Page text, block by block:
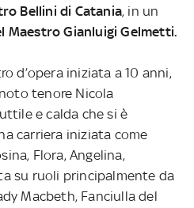
Bellini di Catania, in un
Maestro Gianluigi Gelmetti.
d’opera iniziata a 10 anni,
tenore Nicola
e calda che si è
carriera iniziata come
Flora, Angelina,
su ruoli principalmente da
Macbeth, Fanciulla del